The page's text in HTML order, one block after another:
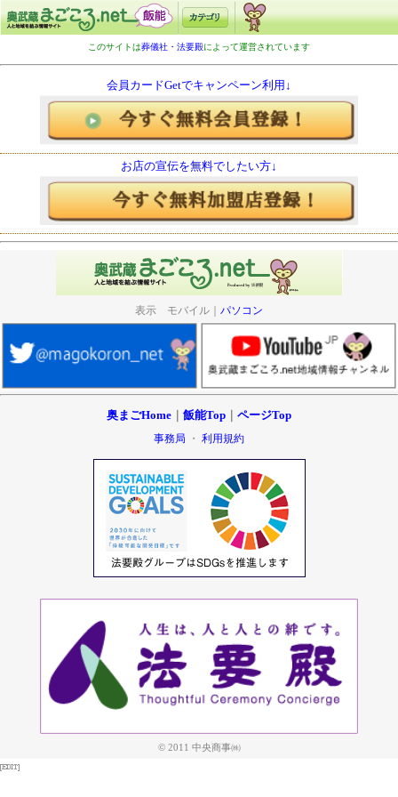
このサイトは葬儀社・法要殿によって運営されています
会員カードGetでキャンペーン利用↓
お店の宣伝を無料でしたい方↓
表示 モバイル｜ パソコン
奥まごHome 飯能Top ページTop
事務局 ・ 利用規約
© 2011 中央商事㈱